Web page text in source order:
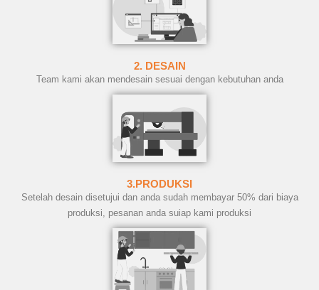
2. DESAIN
Team kami akan mendesain sesuai dengan kebutuhan anda
3.PRODUKSI
Setelah desain disetujui dan anda sudah membayar 50% dari biaya
produksi, pesanan anda suiap kami produksi